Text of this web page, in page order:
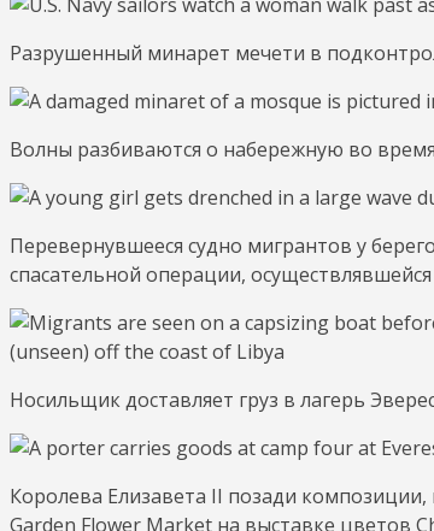
Разрушенный минарет мечети в
Волны разбиваются о набережную во
Перевернувшееся судно мигрантов у
спасательной операции,
Носильщик доставляет груз в лагерь
Королева Елизавета II позади
Garden Flower Market на выставке цветов